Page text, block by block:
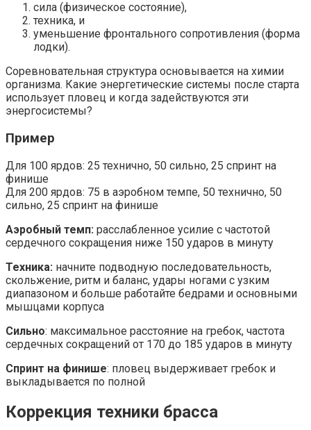
сила (физическое состояние),
техника, и
уменьшение фронтального сопротивления (форма
лодки).
Соревновательная структура основывается на химии
организма. Какие энергетические системы после старта
использует пловец и когда задействуются эти
энергосистемы?
Пример
Для 100 ярдов: 25 технично, 50 сильно, 25 спринт на
финише
Для 200 ярдов: 75 в аэробном темпе, 50 технично, 50
сильно, 25 спринт на финише
Аэробный темп: расслабленное усилие с частотой
сердечного сокращения ниже 150 ударов в минуту
Техника: начните подводную последовательность,
скольжение, ритм и баланс, удары ногами с узким
диапазоном и больше работайте бедрами и основными
мышцами корпуса
Сильно: максимальное расстояние на гребок, частота
сердечных сокращений от 170 до 185 ударов в минуту
Спринт на финише: пловец выдерживает гребок и
выкладывается по полной
Коррекция техники брасса